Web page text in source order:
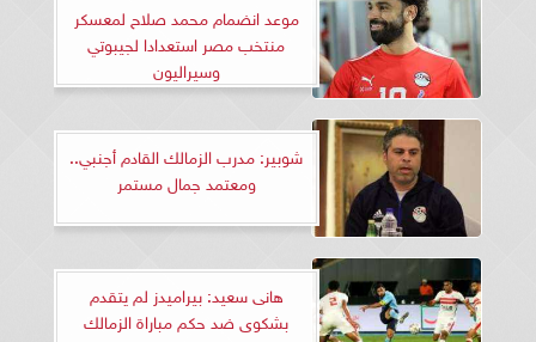
موعد انضمام محمد صلاح لمعسكر
منتخب مصر استعدادا لجيبوتي
وسيراليون
شوبير: مدرب الزمالك القادم أجنبي..
ومعتمد جمال مستمر
هانى سعيد: بيراميدز لم يتقدم
بشكوى ضد حكم مباراة الزمالك